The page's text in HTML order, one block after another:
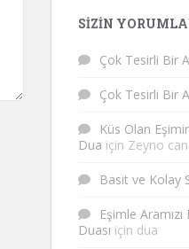
SIZIN
Çok Tesirli Bir
Çok Tesirli Bir
Küs Olan
Dua için Zeyno can
Basit ve Kolay
Eşimle
Duası için dua